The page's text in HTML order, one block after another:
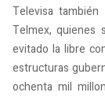
Televisa
Telmex, quienes
evitado la libre
estructuras
ochenta mil